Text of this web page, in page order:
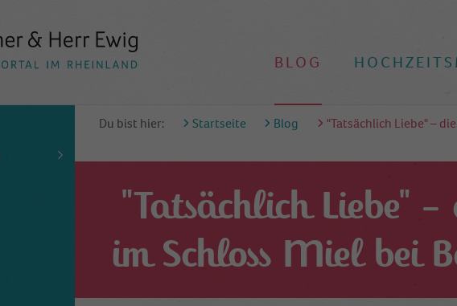
BLOG
Du bist hier: Startseite Blog
"Tatsächlich Liebe" –
"Tatsächlich Liebe" –
im Schloss Miel bei